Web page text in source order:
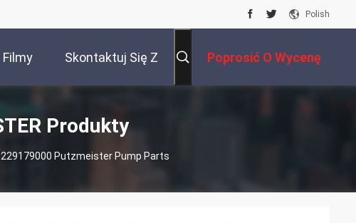
Polish
Filmy Skontaktuj Się Z Poprosić O Wycenę
Produkty
Putzmeister Pump Parts